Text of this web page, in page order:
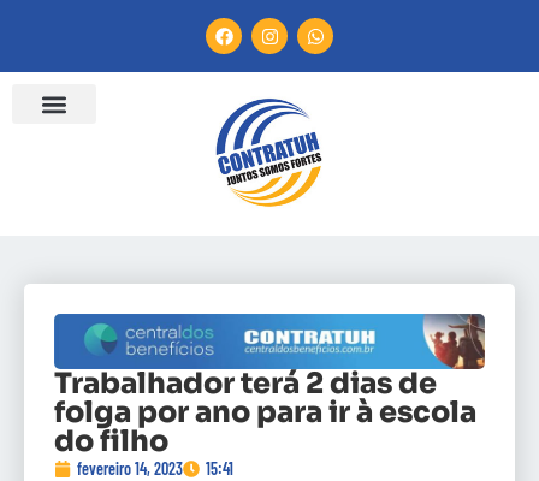
Trabalhador terá 2 dias de
folga por ano para ir à escola
do filho
fevereiro 14, 2023 15:41